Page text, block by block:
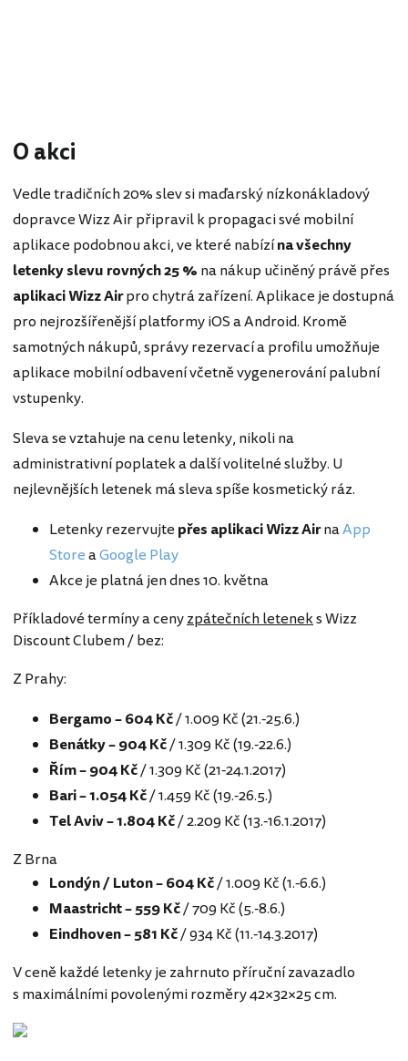
O akci
Vedle tradičních 20% slev si maďarský nízkonákladový
dopravce Wizz Air připravil k propagaci své mobilní
aplikace podobnou akci, ve které nabízína všechny
letenky slevu rovných 25 % na nákup učiněný právě přes
aplikaci Wizz Airpro chytrá zařízení. Aplikace je dostupná
pro nejrozšířenější platformy iOS a Android. Kromě
samotných nákupů, správy rezervací a profilu umožňuje
aplikace mobilní odbavení včetně vygenerování palubní
vstupenky.
Sleva se vztahuje na cenu letenky, nikoli na
administrativní poplatek a další volitelné služby. U
nejlevnějších letenek má sleva spíše kosmetický ráz.
Letenky rezervujte přes aplikaci Wizz AirnaApp
StoreaGoogle Play
Akce je platná jen dnes 10. května
Příkladové termíny a cenyzpátečních leteneks Wizz
Discount Clubem / bez:
Z Prahy:
Bergamo – 604 Kč/ 1.009 Kč (21.-25.6.)
Benátky – 904 Kč/ 1.309 Kč (19.-22.6.)
Řím – 904 Kč/ 1.309 Kč (21-24.1.2017)
Bari – 1.054 Kč/ 1.459 Kč (19.-26.5.)
Tel Aviv – 1.804 Kč/ 2.209 Kč (13.-16.1.2017)
Z Brna
Londýn / Luton– 604 Kč/ 1.009 Kč (1.-6.6.)
Maastricht – 559 Kč/ 709 Kč (5.-8.6.)
Eindhoven – 581 Kč/ 934 Kč (11.-14.3.2017)
V ceně každé letenky je zahrnuto příruční zavazadlo
s maximálními povolenými rozměry 42×32×25 cm.